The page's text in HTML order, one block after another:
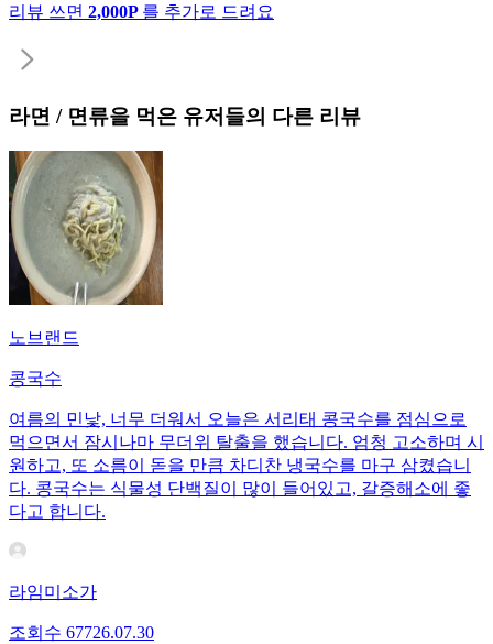
리뷰 쓰면 2,000P 를 추가로 드려요
라면 / 면류을 먹은 유저들의 다른 리뷰
노브랜드
콩국수
여름의 민낯, 너무 더워서 오늘은 서리태 콩국수를 점심으로
먹으면서 잠시나마 무더위 탈출을 했습니다. 엄청 고소하며 시
원하고, 또 소름이 돋을 만큼 차디찬 냉국수를 마구 삼켰습니
다. 콩국수는 식물성 단백질이 많이 들어있고, 갈증해소에 좋
다고 합니다.
라임미소가
조회수 67726.07.30